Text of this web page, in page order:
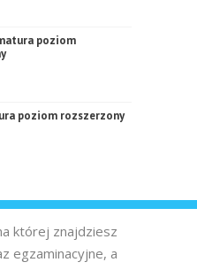
poziom
poziom rozszerzony
której znajdziesz
egzaminacyjne, a